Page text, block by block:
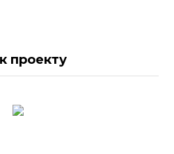
проекту